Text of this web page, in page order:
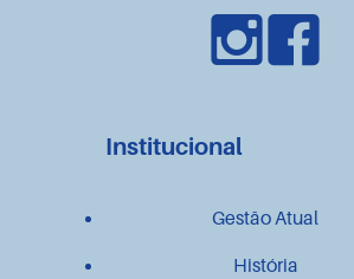
Institucional
Gestão Atual
História